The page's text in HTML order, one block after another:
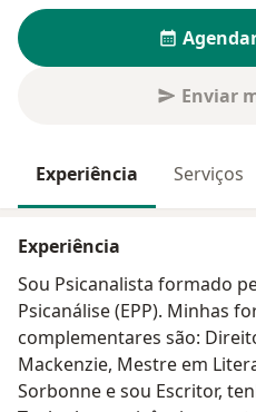
Enviar
Experiência Serviços
Experiência
Sou Psicanalista formado
Psicanálise (EPP). Minhas
complementares são:
Mackenzie, Mestre em
Sorbonne e sou Escritor,